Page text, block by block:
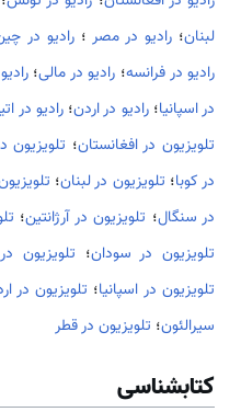
لبنان؛رادیو در مصر ؛رادیو در
رادیو در فرانسه؛ رادیو در مالی؛
در اسپانیا؛رادیو در اردن؛رادیو در
تلویزیون در افغانستان؛ تلویزیون
در کوبا؛ تلویزیون در لبنان؛
در سنگال؛ تلویزیون در آرژانتین؛
تلویزیون در سودان؛ تلویزیون
تلویزیون در اسپانیا؛ تلویزیون در
سیرالئون؛ تلویزیون در قطر
کتابشناسی